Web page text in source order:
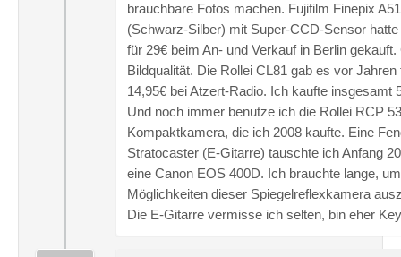
brauchbare Fotos machen. Fujifilm Finepix
(Schwarz-Silber) mit Super-CCD-Sensor hatte
für 29€ beim An- und Verkauf in Berlin gekauft.
Bildqualität. Die Rollei CL81 gab es vor Jahren
14,95€ bei Atzert-Radio. Ich kaufte insgesamt
Und noch immer benutze ich die Rollei RCP
Kompaktkamera, die ich 2008 kaufte. Eine
Stratocaster (E-Gitarre) tauschte ich Anfang
eine Canon EOS 400D. Ich brauchte lange,
Möglichkeiten dieser Spiegelreflexkamera
Die E-Gitarre vermisse ich selten, bin eher